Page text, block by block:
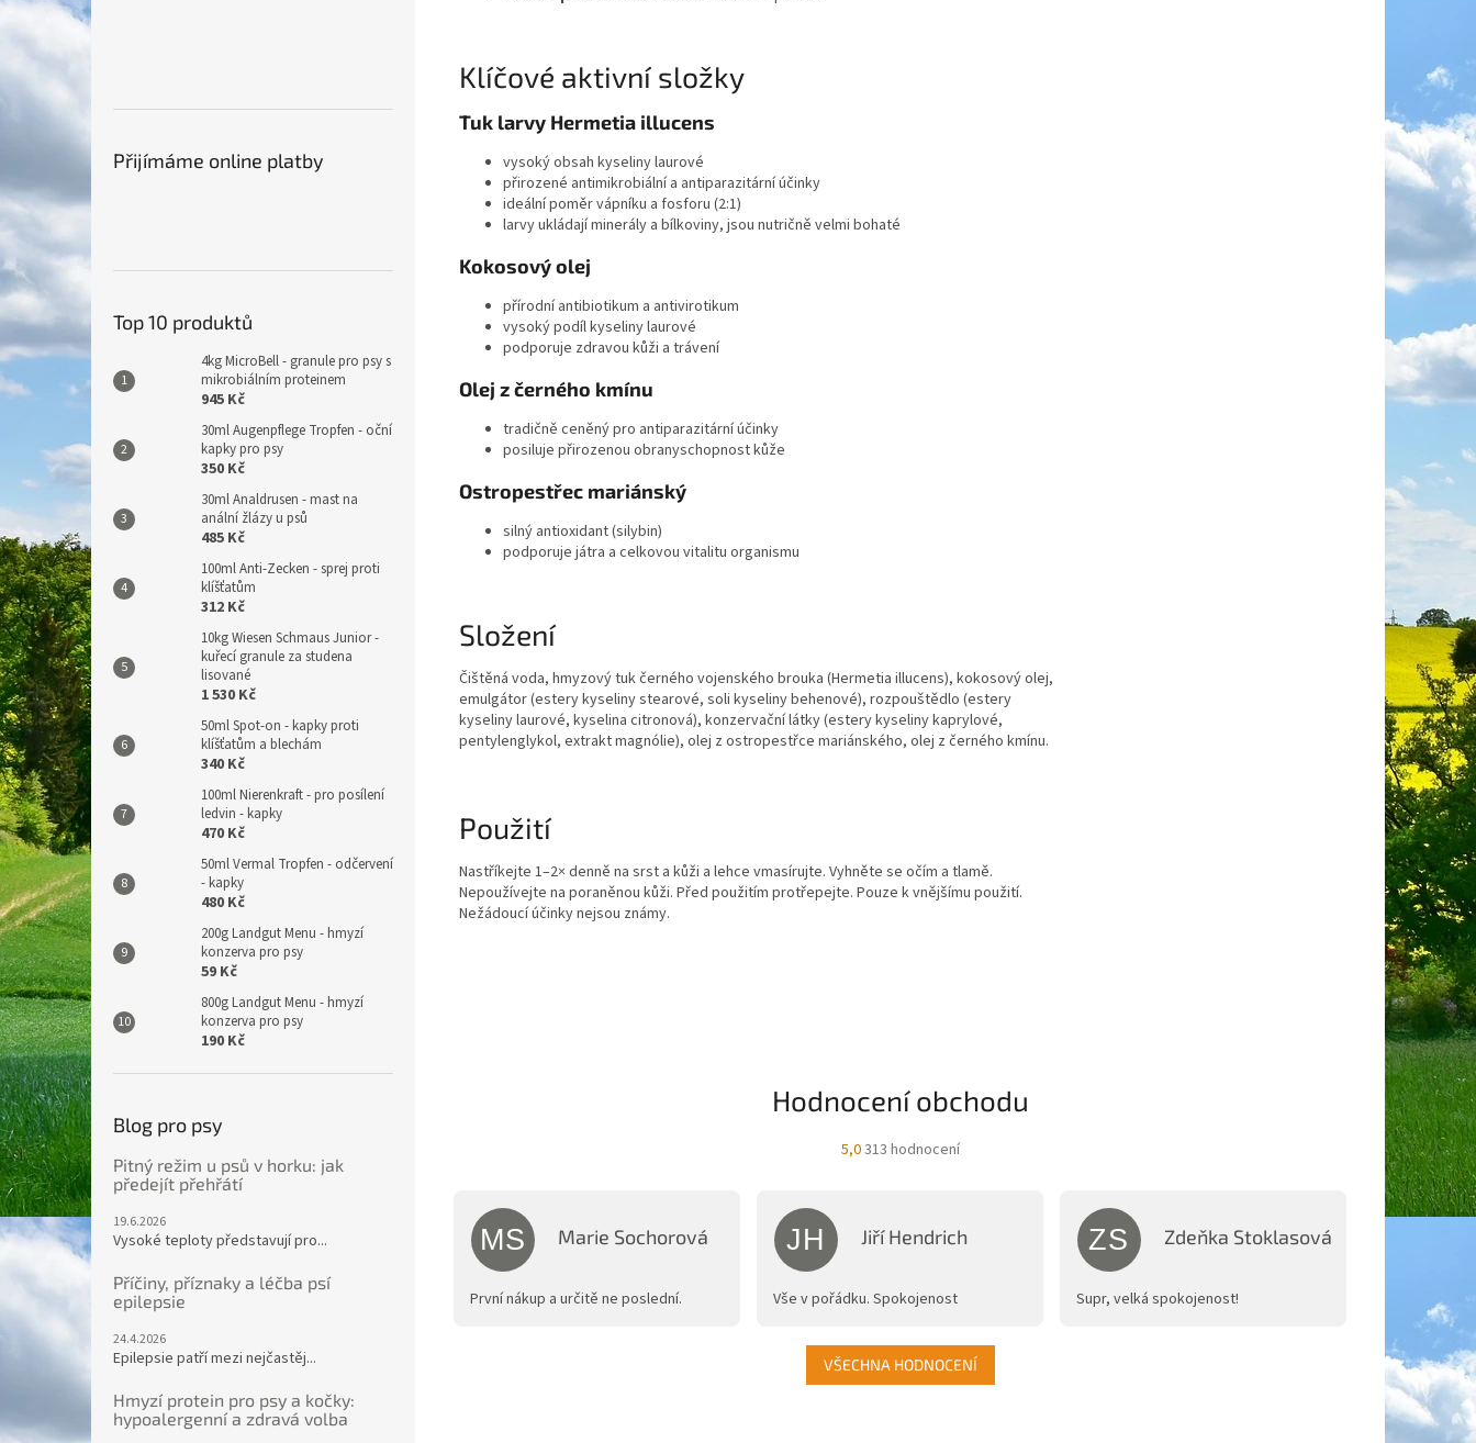
Přijímáme online platby
Top 10 produktů
4kg MicroBell - granule pro psy s
mikrobiálním proteinem
945 Kč
30ml Augenpflege Tropfen - oční
kapky pro psy
350 Kč
30ml Analdrusen - mast na
anální žlázy u psů
485 Kč
100ml Anti-Zecken - sprej proti
klíšťatům
312 Kč
10kg Wiesen Schmaus Junior -
kuřecí granule za studena
lisované
1 530 Kč
50ml Spot-on - kapky proti
klíšťatům a blechám
340 Kč
100ml Nierenkraft - pro posílení
ledvin - kapky
470 Kč
50ml Vermal Tropfen - odčervení
- kapky
480 Kč
200g Landgut Menu - hmyzí
konzerva pro psy
59 Kč
800g Landgut Menu - hmyzí
konzerva pro psy
190 Kč
Blog pro psy
Pitný režim u psů v horku: jak
předejít přehřátí
19.6.2026
Vysoké teploty představují pro...
Příčiny, příznaky a léčba psí
epilepsie
24.4.2026
Epilepsie patří mezi nejčastěj...
Hmyzí protein pro psy a kočky:
hypoalergenní a zdravá volba
Klíčové aktivní složky
Tuk larvy Hermetia illucens
vysoký obsah kyseliny laurové
přirozené antimikrobiální a antiparazitární účinky
ideální poměr vápníku a fosforu (2:1)
larvy ukládají minerály a bílkoviny, jsou nutričně velmi bohaté
Kokosový olej
přírodní antibiotikum a antivirotikum
vysoký podíl kyseliny laurové
podporuje zdravou kůži a trávení
Olej z černého kmínu
tradičně ceněný pro antiparazitární účinky
posiluje přirozenou obranyschopnost kůže
Ostropestřec mariánský
silný antioxidant (silybin)
podporuje játra a celkovou vitalitu organismu
Složení
Čištěná voda, hmyzový tuk černého vojenského brouka (Hermetia illucens), kokosový olej,
emulgátor (estery kyseliny stearové, soli kyseliny behenové), rozpouštědlo (estery
kyseliny laurové, kyselina citronová), konzervační látky (estery kyseliny kaprylové,
pentylenglykol, extrakt magnólie), olej z ostropestřce mariánského, olej z černého kmínu.
Použití
Nastříkejte 1–2× denně na srst a kůži a lehce vmasírujte. Vyhněte se očím a tlamě.
Nepoužívejte na poraněnou kůži. Před použitím protřepejte. Pouze k vnějšímu použití.
Nežádoucí účinky nejsou známy.
Hodnocení obchodu
5,0Průměrné
5,0
hvězdiček.
313 hodnocení
MS Marie Sochorová
Hodnocení obchodu je 5 z 5 hvězdiček.
První nákup a určitě ne poslední.
JH Jiří Hendrich
Hodnocení obchodu je 5 z 5 hvězdiček.
Vše v pořádku. Spokojenost
ZS Zdeňka Stoklasová
Supr, velká spokojenost!
VŠECHNA HODNOCENÍ